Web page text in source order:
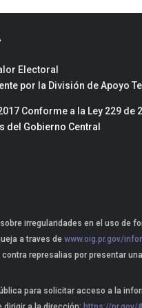
Electoral
por la División de Apoyo
Conforme a la Ley 229 de
del Gobierno Central
irregularidades en el uso de
a traves de www.oig.pr.gov/
represalias por presentar una
para solicitar acceso a la